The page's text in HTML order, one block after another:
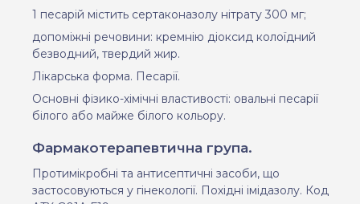
1 песарій містить сертаконазолу нітрату 300 мг;
допоміжні речовини: кремнію діоксид колоїдний
безводний, твердий жир.
Лікарська форма. Песарії.
Основні фізико-хімічні властивості: овальні песарії
білого або майже білого кольору.
Фармакотерапевтична група.
Протимікробні та антисептичні засоби, що
застосовуються у гінекології. Похідні імідазолу. Код